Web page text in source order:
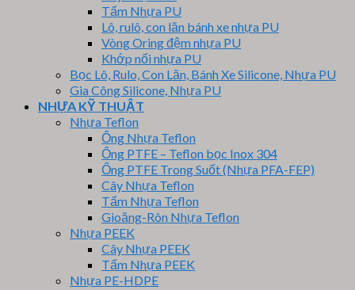
Tấm Nhựa PU
Lô, rulô, con lăn bánh xe nhựa PU
Vòng Oring đệm nhựa PU
Khớp nối nhựa PU
Bọc Lô, Rulo, Con Lăn, Bánh Xe Silicone, Nhựa PU
Gia Công Silicone, Nhựa PU
NHỰA KỸ THUẬT
Nhựa Teflon
Ống Nhựa Teflon
Ống PTFE – Teflon bọc Inox 304
Ống PTFE Trong Suốt (Nhựa PFA-FEP)
Cây Nhựa Teflon
Tấm Nhựa Teflon
Gioăng-Rôn Nhựa Teflon
Nhựa PEEK
Cây Nhựa PEEK
Tấm Nhựa PEEK
Nhựa PE-HDPE